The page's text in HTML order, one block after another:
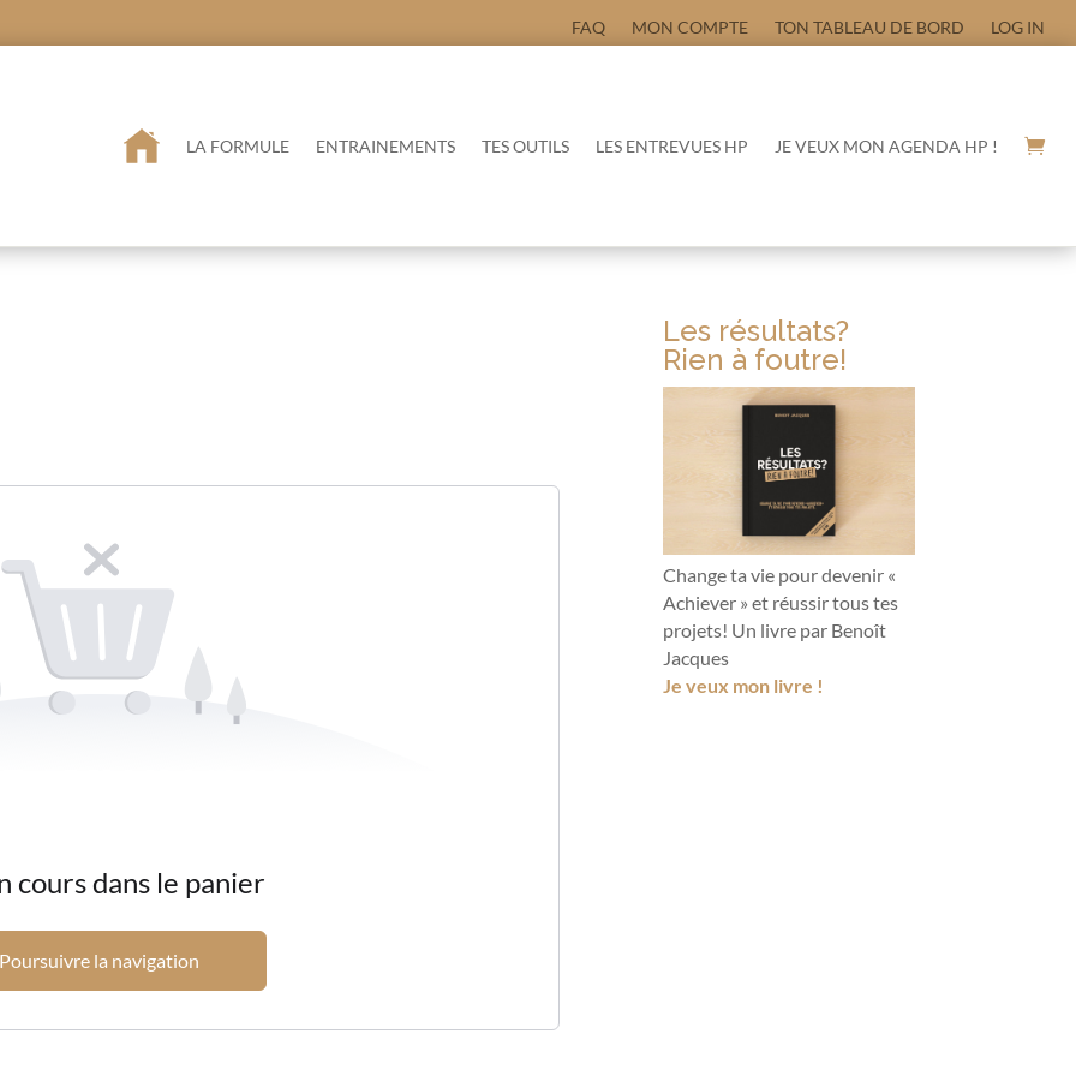
FAQ MON COMPTE TON TABLEAU DE BORD LOG IN
LA FORMULE ENTRAINEMENTS TES OUTILS LES ENTREVUES HP JE VEUX MON AGENDA HP !
cours dans le panier
la navigation
Les résultats?
Rien à foutre!
Change ta vie pour devenir «
Achiever » et réussir tous tes
projets! Un livre par Benoît
Jacques
Je veux mon livre !